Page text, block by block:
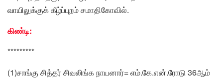
வாயிலுக்குக் கீழ்ப்புறம் சமாதிகோவில்.
கிண்டி:
*********
(1)சாங்கு சித்தர் சிவலிங்க நாயனார்= எம்.கே.என்.ரோடு 36ஆம்